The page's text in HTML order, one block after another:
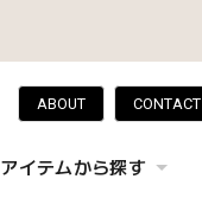
ABOUT CONTACT
アイテムから探す